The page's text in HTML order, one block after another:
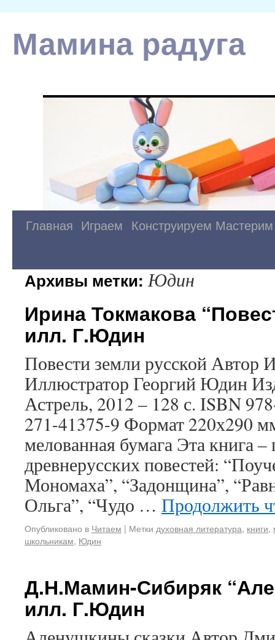
Мамина радуга
Главная Играем Конструируем Мастерим
Архивы метки:Юдин
Ирина Токмакова
илл. Г.Юдин
Повести земли русской Автор
Иллюстратор Георгий Юдин
Астрель, 2012 – 128 с. ISBN
271-41375-9 Формат 220х290
мелованная бумага Эта книга
древнерусских повестей:
Мономаха”, “Задонщина”,
Ольга”, “Чудо … Продолжить
Опубликовано в Читаем | Метки духовная литература, книги,
школьникам, Юдин
Д.Н.Мамин-Сибиряк
илл. Г.Юдин